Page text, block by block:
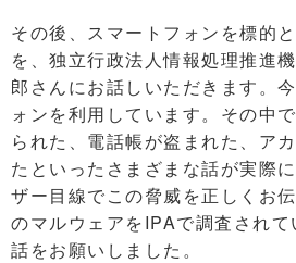
その後、スマートフォンを標的
を、独立行政法人情報処理推進
郎さんにお話しいただきます。
ォンを利用しています。その中
られた、電話帳が盗まれた、ア
たといったさまざまな話が実際
ザー目線でこの脅威を正しくお
のマルウェアをIPAで調査され
話をお願いしました。